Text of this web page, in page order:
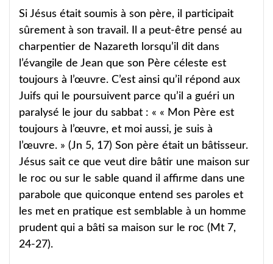
Si Jésus était soumis à son père, il participait
sûrement à son travail. Il a peut-être pensé au
charpentier de Nazareth lorsqu’il dit dans
l’évangile de Jean que son Père céleste est
toujours à l’œuvre. C’est ainsi qu’il répond aux
Juifs qui le poursuivent parce qu’il a guéri un
paralysé le jour du sabbat : « « Mon Père est
toujours à l’œuvre, et moi aussi, je suis à
l’œuvre. » (Jn 5, 17) Son père était un bâtisseur.
Jésus sait ce que veut dire bâtir une maison sur
le roc ou sur le sable quand il affirme dans une
parabole que quiconque entend ses paroles et
les met en pratique est semblable à un homme
prudent qui a bâti sa maison sur le roc (Mt 7,
24-27).